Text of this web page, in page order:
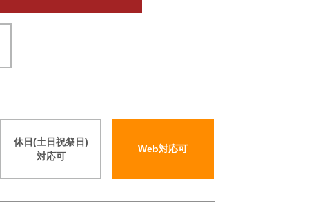
休日(土日祝祭日)
対応可
Web対応可